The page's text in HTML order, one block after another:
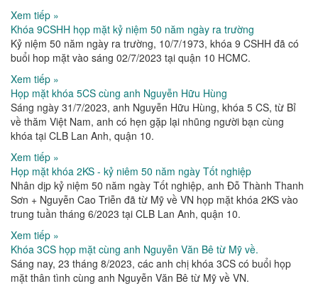
Xem tiếp »
Khóa 9CSHH họp mặt kỷ niệm 50 năm ngày ra trường
Kỷ niệm 50 năm ngày ra trường, 10/7/1973, khóa 9 CSHH đã có
buổi hop mặt vào sáng 02/7/2023 tại quận 10 HCMC.
Xem tiếp »
Họp mặt khóa 5CS cùng anh Nguyễn Hữu Hùng
Sáng ngày 31/7/2023, anh Nguyễn Hữu Hùng, khóa 5 CS, từ Bỉ
về thăm Việt Nam, anh có hẹn gặp lại nhũng người bạn cùng
khóa tại CLB Lan Anh, quận 10.
Xem tiếp »
Họp mặt khóa 2KS - kỷ niêm 50 năm ngày Tốt nghiệp
Nhân dịp kỷ niệm 50 năm ngày Tốt nghiệp, anh Đỗ Thành Thanh
Sơn + Nguyễn Cao Triễn đã từ Mỹ về VN họp mặt khóa 2KS vào
trung tuần tháng 6/2023 tại CLB Lan Anh, quận 10.
Xem tiếp »
Khóa 3CS họp mặt cùng anh Nguyễn Văn Bê từ Mỹ về.
Sáng nay, 23 tháng 8/2023, các anh chị khóa 3CS có buổi họp
mặt thân tình cùng anh Nguyễn Văn Bê từ Mỹ về VN.